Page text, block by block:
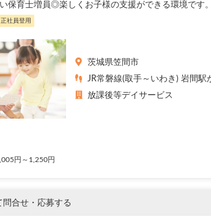
保育士増員◎楽しくお子様の支援ができる環境です。
正社員登用
茨城県笠間市
JR常磐線(取手～いわき) 岩間駅
放課後等デイサービス
円～1,250円
問合せ・応募する